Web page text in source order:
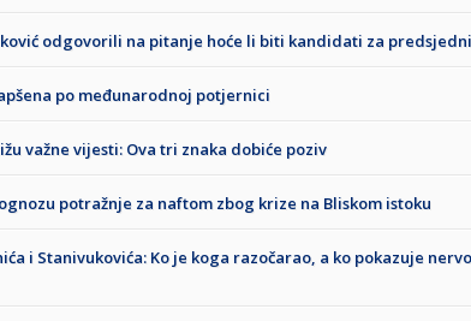
odgovorili na pitanje hoće li biti kandidati za
po međunarodnoj potjernici
važne vijesti: Ova tri znaka dobiće poziv
potražnje za naftom zbog krize na Bliskom istoku
i Stanivukovića: Ko je koga razočarao, a ko pokazuje